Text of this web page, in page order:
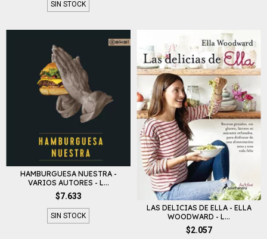
SIN STOCK
HAMBURGUESA NUESTRA -
VARIOS AUTORES - L...
$7.633
SIN STOCK
LAS DELICIAS DE ELLA - ELLA
WOODWARD - L...
$2.057